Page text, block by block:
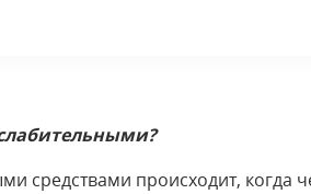
средствами происходит, когда